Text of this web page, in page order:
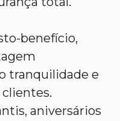
benefício,
tranquilidade e
clientes.
aniversários